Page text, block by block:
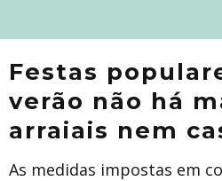
Festas
verão não há
arraiais nem
As medidas impostas em